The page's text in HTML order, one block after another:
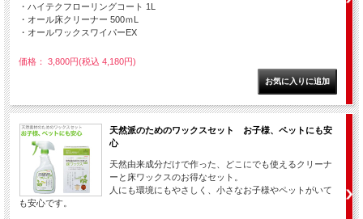
・ハイテクフローリングコート 1L
・オール床クリーナー 500ｍL
・オールワックスワイパーEX
価格： 3,800円(税込 4,180円)
天然派のためのワックスセット お子様、ペットにも安
心
天然由来成分だけで作った、どこにでも使えるクリーナ
ーと床ワックスのお得なセット。
人にも環境にもやさしく、小さなお子様やペットがいて
も安心です。